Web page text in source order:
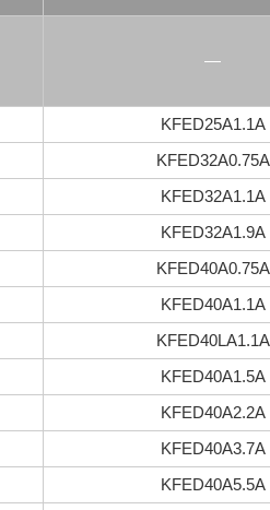
―
KFED25A1.1A
KFED32A0.75A
KFED32A1.1A
KFED32A1.9A
KFED40A0.75A
KFED40A1.1A
KFED40LA1.1A
KFED40A1.5A
KFED40A2.2A
KFED40A3.7A
KFED40A5.5A